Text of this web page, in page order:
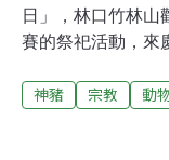
日」，林口竹林山
賽的祭祀活動，來
活魚殘忍畫面。
神豬 宗教 動